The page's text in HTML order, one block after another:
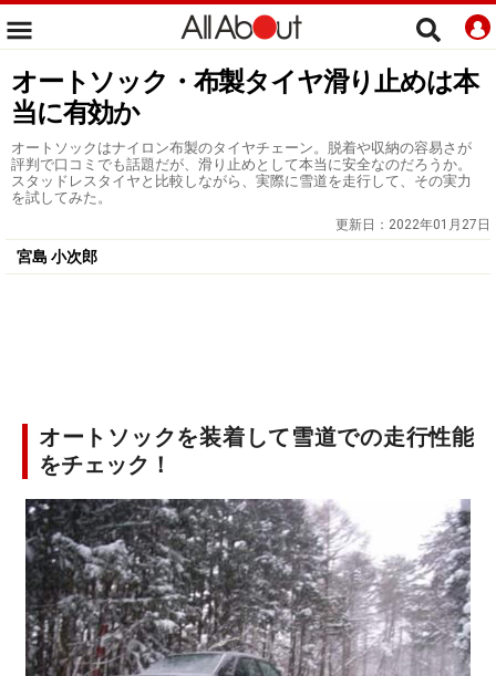
オートソック・布製タイヤ滑り止めは本
当に有効か
オートソックはナイロン布製のタイヤチェーン。脱着や収納の容易さが
評判で口コミでも話題だが、滑り止めとして本当に安全なのだろうか。
スタッドレスタイヤと比較しながら、実際に雪道を走行して、その実力
を試してみた。
更新日： 2022年01月27日
宮島 小次郎
オートソックを装着して雪道での走行性能
をチェック！